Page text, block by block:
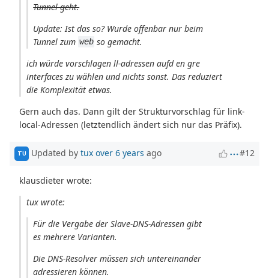
Tunnel geht.
Update: Ist das so? Wurde offenbar nur beim
Tunnel zum web so gemacht.
ich würde vorschlagen ll-adressen aufd en gre
interfaces zu wählen und nichts sonst. Das reduziert
die Komplexität etwas.
Gern auch das. Dann gilt der Strukturvorschlag für link-
local-Adressen (letztendlich ändert sich nur das Präfix).
TU Updated by tux over 6 years ago #12
klausdieter wrote:
tux wrote:
Für die Vergabe der Slave-DNS-Adressen gibt
es mehrere Varianten.
Die DNS-Resolver müssen sich untereinander
adressieren können.